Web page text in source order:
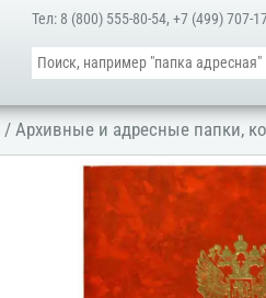
Тел: 8 (800) 555-80-54,+7 (499) 707-
/Архивные и адресные папки,